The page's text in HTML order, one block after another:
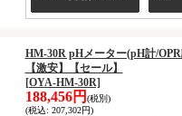
HM-30R pHメーター(pH計/
【激安】【セール】
[OYA-HM-30R]
188,456円 (税別)
(税込: 207,302円)